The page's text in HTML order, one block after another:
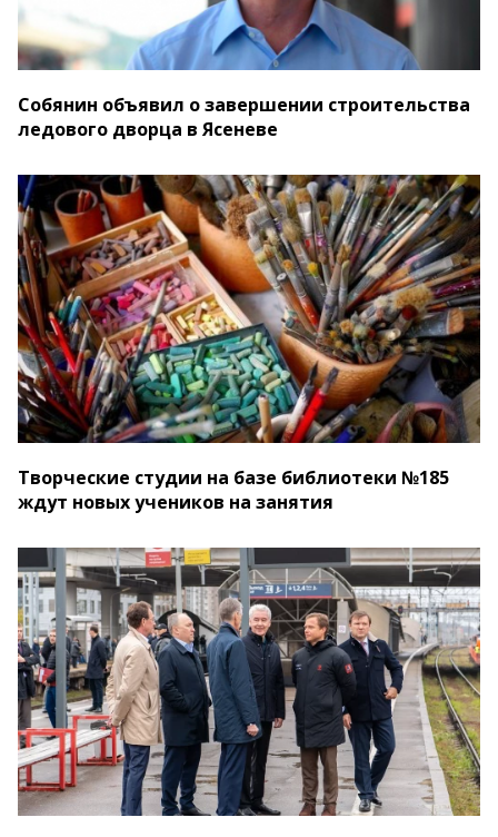
Собянин объявил о завершении строительства
ледового дворца в Ясеневе
Творческие студии на базе библиотеки №185
ждут новых учеников на занятия